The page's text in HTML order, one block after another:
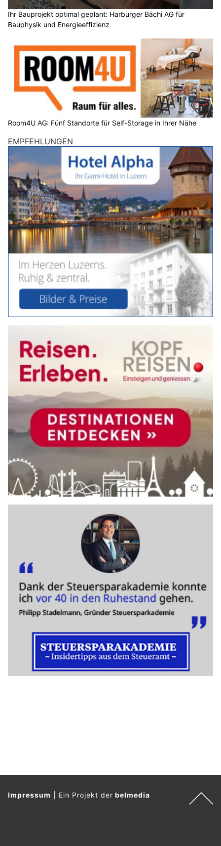
Ihr Bauprojekt optimal geplant: Harburger Bächi AG für
Bauphysik und Energieeffizienz
Room4U AG: Fünf Standorte für Self-Storage in Ihrer Nähe
EMPFEHLUNGEN
Impressum Ein Projekt derbelmedia